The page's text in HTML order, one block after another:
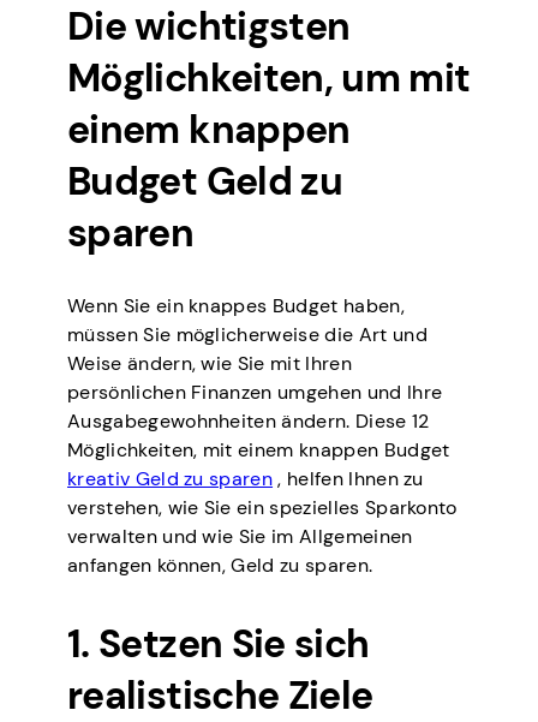
Die wichtigsten
Möglichkeiten, um mit
einem knappen
Budget Geld zu
sparen
Wenn Sie ein knappes Budget haben,
müssen Sie möglicherweise die Art und
Weise ändern, wie Sie mit Ihren
persönlichen Finanzen umgehen und Ihre
Ausgabegewohnheiten ändern. Diese 12
Möglichkeiten, mit einem knappen Budget
kreativ Geld zu sparen, helfen Ihnen zu
verstehen, wie Sie ein spezielles Sparkonto
verwalten und wie Sie im Allgemeinen
anfangen können, Geld zu sparen.
1. Setzen Sie sich
realistische Ziele